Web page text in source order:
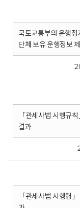
국토교통부의 운행정
단체 보유 운행정보
「관세사법 시행규
결과
「관세사법 시행령